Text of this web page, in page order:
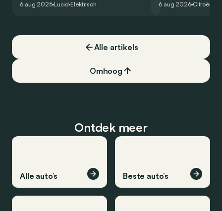
constructeur vervoegen.
6 aug 2026 Lucid Elektrisch
dat ook gelukt?
6 aug 2026 Citroën
Alle artikels
Omhoog
Ontdek meer
Alle auto’s Beste auto’s